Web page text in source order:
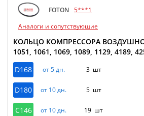
FOTON 5***1
Аналоги и сопутствующие
КОЛЬЦО КОМПРЕССОРА
1051, 1061, 1069, 1089, 1129, 4189,
D168
от 5 дн. 3 шт
D180 от 10 дн. 5 шт
C146 от 10 дн. 19 шт